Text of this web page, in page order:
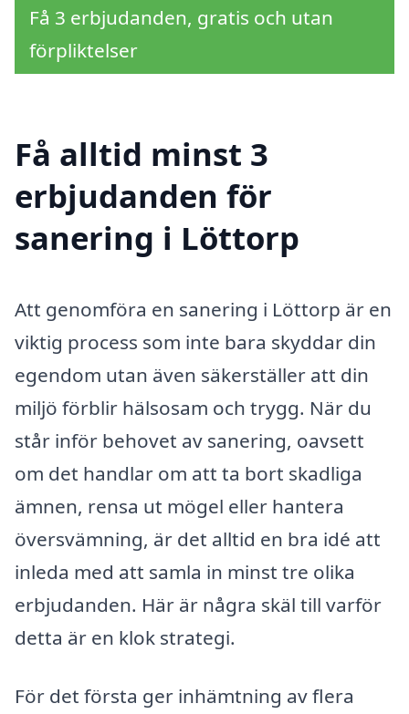
Få 3 erbjudanden, gratis och utan
förpliktelser
Få alltid minst 3
erbjudanden för
sanering i Löttorp
Att genomföra en sanering i Löttorp är en
viktig process som inte bara skyddar din
egendom utan även säkerställer att din
miljö förblir hälsosam och trygg. När du
står inför behovet av sanering, oavsett
om det handlar om att ta bort skadliga
ämnen, rensa ut mögel eller hantera
översvämning, är det alltid en bra idé att
inleda med att samla in minst tre olika
erbjudanden. Här är några skäl till varför
detta är en klok strategi.
För det första ger inhämtning av flera